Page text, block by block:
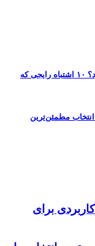
چرا باتری خودرو زودتر از موعد خراب می‌شود؟ ۱۰ اشتباه رایجی که
مطمئن‌ترین
برای